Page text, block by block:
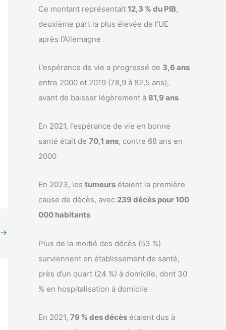
→
Ce montant représentait 12,3 % du PIB,
deuxième part la plus élevée de l’UE
après l’Allemagne
L’espérance de vie a progressé de 3,6 ans
entre 2000 et 2019 (78,9 à 82,5 ans),
avant de baisser légèrement à 81,9 ans
En 2021, l’espérance de vie en bonne
santé était de 70,1 ans, contre 68 ans en
2000
En 2023, les tumeurs étaient la première
cause de décès, avec 239 décès pour 100
000 habitants
Plus de la moitié des décès (53 %)
surviennent en établissement de santé,
près d’un quart (24 %) à domicile, dont 30
% en hospitalisation à domicile
En 2021, 79 % des décès étaient dus à